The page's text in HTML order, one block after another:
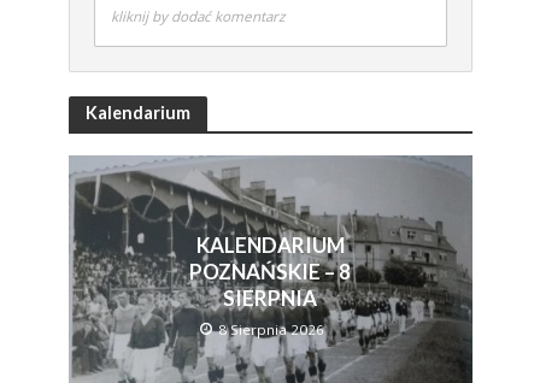
kliknij by dodać komentarz
Kalendarium
KALENDARIUM
POZNAŃSKIE – 8
SIERPNIA
8 Sierpnia 2026